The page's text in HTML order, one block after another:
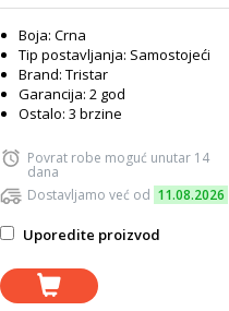
Boja: Crna
Tip postavljanja: Samostojeći
Brand: Tristar
Garancija: 2 god
Ostalo: 3 brzine
Povrat robe moguć unutar 14
dana
Dostavljamo već od 11.08.2026
Uporedite proizvod